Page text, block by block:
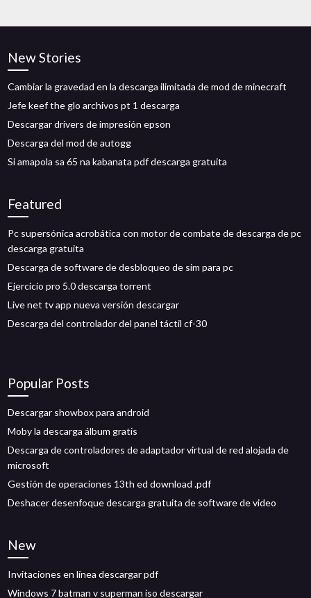
New Stories
Cambiar la gravedad en la descarga ilimitada de mod de minecraft
Jefe keef the glo archivos pt 1 descarga
Descargar drivers de impresión epson
Descarga del mod de autogg
Si amapola sa 65 na kabanata pdf descarga gratuita
Featured
Pc supersónica acrobática con motor de combate de descarga de pc
descarga gratuita
Descarga de software de desbloqueo de sim para pc
Ejercicio pro 5.0 descarga torrent
Live net tv app nueva versión descargar
Descarga del controlador del panel táctil cf-30
Popular Posts
Descargar showbox para android
Moby la descarga álbum gratis
Descarga de controladores de adaptador virtual de red alojada de
microsoft
Gestión de operaciones 13th ed download .pdf
Deshacer desenfoque descarga gratuita de software de video
New
Invitaciones en línea descargar pdf
Windows 7 batman v superman iso descargar